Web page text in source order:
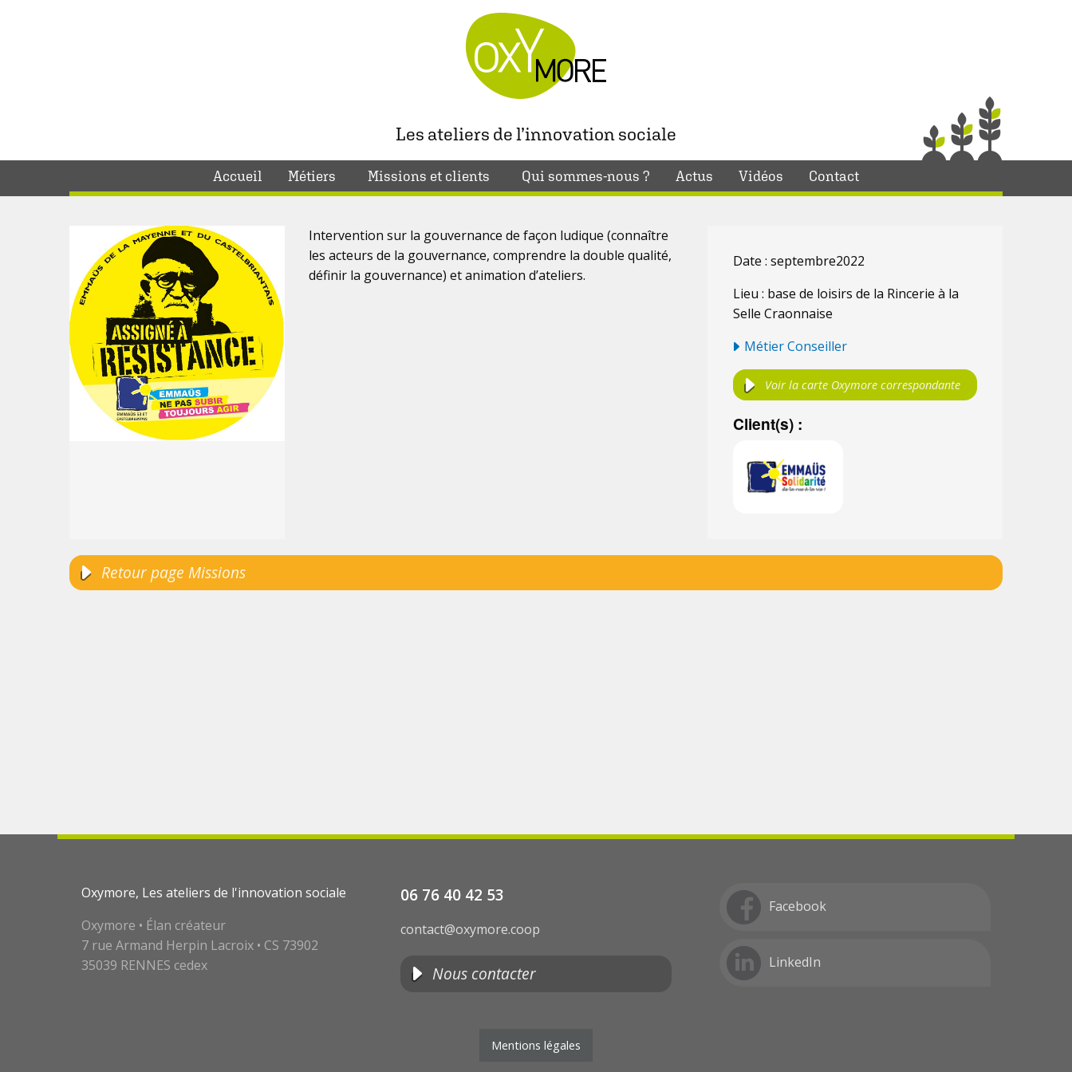
Les ateliers de l’innovation sociale
Accueil Métiers Missions et clients Qui sommes-nous ? Actus Vidéos Contact
Intervention sur la gouvernance de façon ludique (connaître
les acteurs de la gouvernance, comprendre la double qualité,
définir la gouvernance) et animation d’ateliers.
Date : septembre2022
Lieu : base de loisirs de la Rincerie à la
Selle Craonnaise
Métier Conseiller
Voir la carte Oxymore correspondante
Client(s) :
Retour page Missions
Oxymore, Les ateliers de l'innovation sociale
Oxymore • Élan créateur
7 rue Armand Herpin Lacroix • CS 73902
35039 RENNES cedex
06 76 40 42 53
contact@oxymore.coop
Nous contacter
Facebook
LinkedIn
Mentions légales